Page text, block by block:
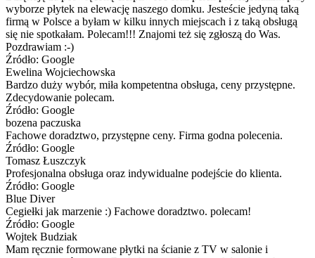
wyborze płytek na elewację naszego domku. Jesteście jedyną taką
firmą w Polsce a byłam w kilku innych miejscach i z taką obsługą
się nie spotkałam. Polecam!!! Znajomi też się zgłoszą do Was.
Pozdrawiam :-)
Źródło: Google
Ewelina Wojciechowska
Bardzo duży wybór, miła kompetentna obsługa, ceny przystępne.
Zdecydowanie polecam.
Źródło: Google
bozena paczuska
Fachowe doradztwo, przystępne ceny. Firma godna polecenia.
Źródło: Google
Tomasz Łuszczyk
Profesjonalna obsługa oraz indywidualne podejście do klienta.
Źródło: Google
Blue Diver
Cegiełki jak marzenie :) Fachowe doradztwo. polecam!
Źródło: Google
Wojtek Budziak
Mam ręcznie formowane płytki na ścianie z TV w salonie i